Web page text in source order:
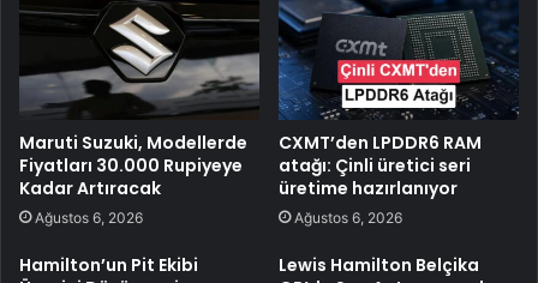
Maruti Suzuki, Modellerde
Fiyatları 30.000 Rupiyeye
Kadar Artıracak
Ağustos 6, 2026
CXMT’den LPDDR6 RAM
atağı: Çinli üretici seri
üretime hazırlanıyor
Ağustos 6, 2026
Hamilton’un Pit Ekibi
Lewis Hamilton Belçika